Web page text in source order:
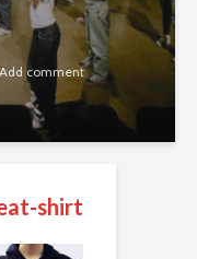
Add comment
shirt